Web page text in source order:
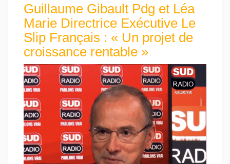
Guillaume Gibault Pdg et Léa
Marie Directrice Exécutive Le
Slip Français : « Un projet de
croissance rentable »